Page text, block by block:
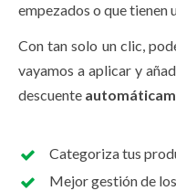
empezados o que tienen
Con tan solo un clic,
vayamos a aplicar y
descuente
Categoriza tus
Mejor gestión de